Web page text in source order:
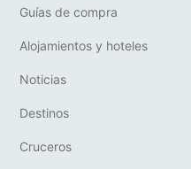
Guías de compra
Alojamientos y hoteles
Noticias
Destinos
Cruceros